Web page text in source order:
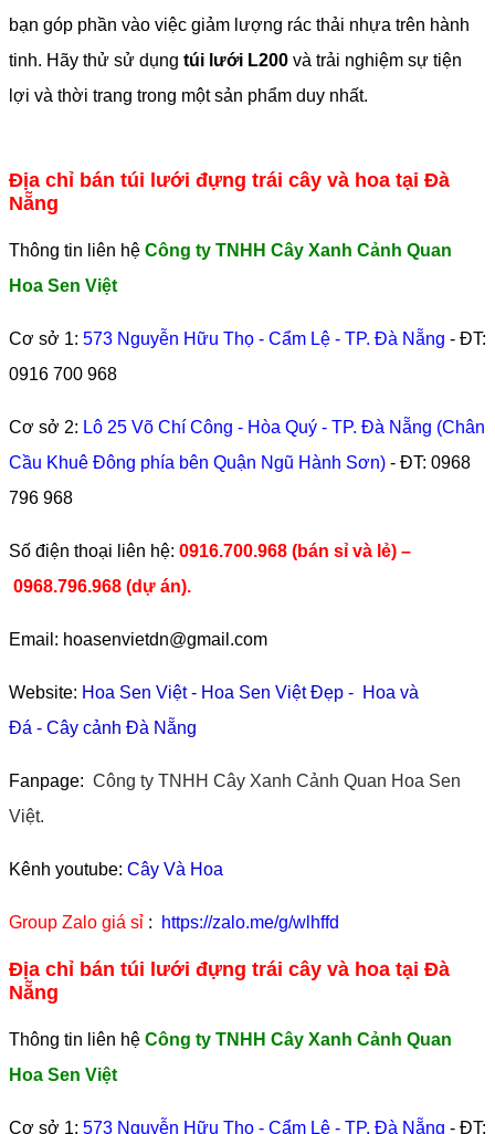
bạn góp phần vào việc giảm lượng rác thải nhựa trên hành
tinh. Hãy thử sử dụng túi lưới L200 và trải nghiệm sự tiện
lợi và thời trang trong một sản phẩm duy nhất.
Địa chỉ bán túi lưới đựng trái cây và hoa tại Đà
Nẵng
Thông tin liên hệ Công ty TNHH Cây Xanh Cảnh Quan
Hoa Sen Việt
Cơ sở 1: 573 Nguyễn Hữu Thọ - Cẩm Lệ - TP. Đà Nẵng - ĐT:
0916 700 968
Cơ sở 2: Lô 25 Võ Chí Công - Hòa Quý - TP. Đà Nẵng (Chân
Cầu Khuê Đông phía bên Quận Ngũ Hành Sơn) - ĐT: 0968
796 968
​Số điện thoại liên hệ: 0916.700.968 (bán sỉ và lẻ) –
0968.796.968 (dự án).
Email: hoasenvietdn@gmail.com
Website: Hoa Sen Việt- Hoa Sen Việt Đẹp - Hoa và
Đá - Cây cảnh Đà Nẵng
Fanpage: Công ty TNHH Cây Xanh Cảnh Quan Hoa Sen
Việt.
Kênh youtube: Cây Và Hoa
Group Zalo giá sỉ : https://zalo.me/g/wlhffd
Địa chỉ bán túi lưới đựng trái cây và hoa tại Đà
Nẵng
Thông tin liên hệ Công ty TNHH Cây Xanh Cảnh Quan
Hoa Sen Việt
Cơ sở 1: 573 Nguyễn Hữu Thọ - Cẩm Lệ - TP. Đà Nẵng - ĐT: